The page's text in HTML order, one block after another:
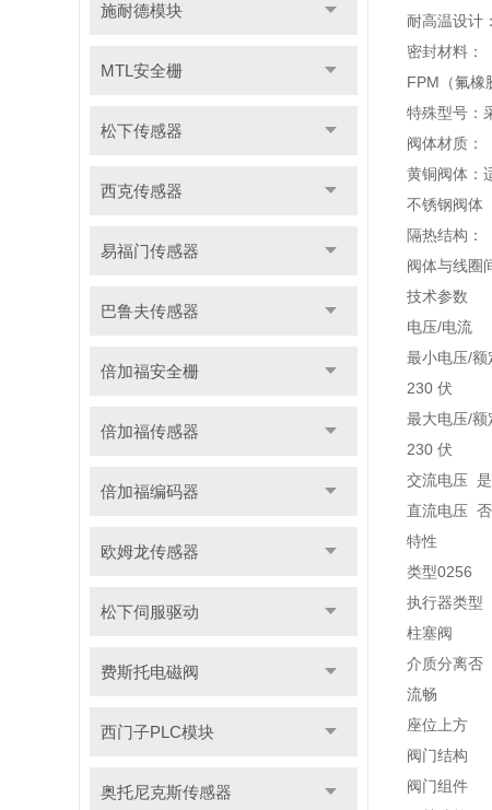
施耐德模块
MTL安全栅
松下传感器
西克传感器
易福门传感器
巴鲁夫传感器
倍加福安全栅
倍加福传感器
倍加福编码器
欧姆龙传感器
松下伺服驱动
费斯托电磁阀
西门子PLC模块
奥托尼克斯传感器
耐高温设计
密封材料：
FPM（氟橡
特殊型号：
阀体材质：
黄铜阀体：
不锈钢阀体
隔热结构：
阀体与线圈
技术参数
电压/电流
最小电压/额
230 伏
最大电压/额
230 伏
交流电压 是
直流电压 否
特性
类型0256
执行器类型
柱塞阀
介质分离否
流畅
座位上方
阀门结构
阀门组件